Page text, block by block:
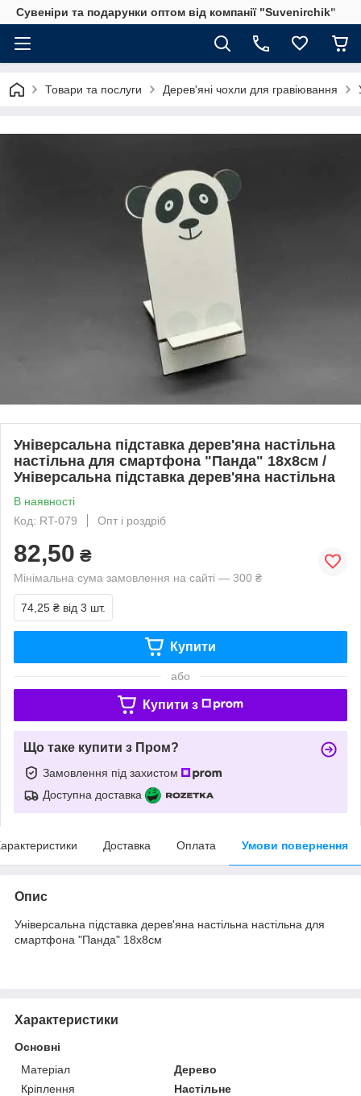
Сувеніри та подарунки оптом від компанії "Suvenirchik"
Товари та послуги Дерев'яні чохли для гравіювання
Універсальна підставка дерев'яна настільна
настільна для смартфона "Панда" 18х8см /
Універсальна підставка дерев'яна настільна
В наявності
Код: RT-079
Опт і роздріб
82,50 ₴
Мінімальна сума замовлення на сайті — 300 ₴
74,25 ₴ від 3 шт.
Купити
або
Купити з
Що таке купити з Пром?
Замовлення під захистом
Доступна доставка
Доставка Оплата Умови повернення
Опис
Універсальна підставка дерев'яна настільна настільна для
смартфона "Панда" 18х8см
Характеристики
Основні
Матеріал
Дерево
Кріплення
Настільне